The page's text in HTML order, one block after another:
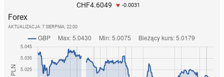
CHF4.6049 -0.0031
Forex
AKTUALIZACJA: 7 SIERPNIA, 22:00